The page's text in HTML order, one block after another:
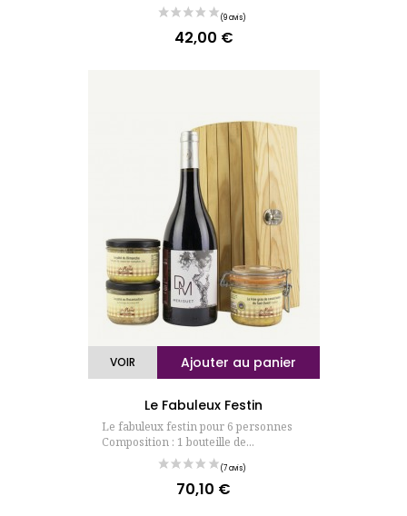
Prix
42,00 €
Ajouter au panier
VOIR
Le Fabuleux Festin
Le fabuleux festin pour 6 personnes
Composition : 1 bouteille de...
Prix
70,10 €